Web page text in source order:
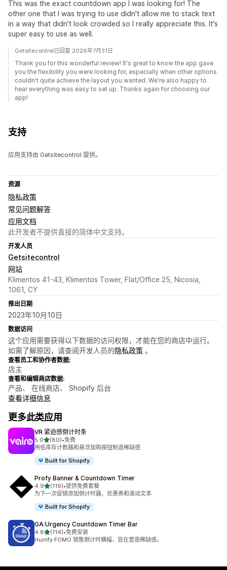
This was the exact countdown app I was looking for! The
other one that I was trying to use didn't allow me to stack text
in a way that didn't look crowded so I really appreciate this. It's
super easy to use as well.
Getsitecontrol已回复 2026年7月31日
Thank you for this wonderful review! It's great to know the app gave
you the flexibility you were looking for, especially when other options
couldn't quite achieve the layout you wanted. We're also happy to
hear everything was easy to set up. Thanks again for choosing our
app!
支持
应用支持由 Getsitecontrol 提供。
资源
隐私政策
常见问题解答
应用文档
此开发者不提供直接的简体中文支持。
开发人员
Getsitecontrol
网站
Klimentos 41-43, Klimentos Tower, Flat/Office 25, Nicosia,
1061, CY
推出日期
2023年10月10日
数据访问
这个应用需要获得以下数据的访问权限，才能在您的商店中运行。
如需了解原因，请查阅开发人员的隐私政策 。
查看员工和协作者数据:
店主
查看和编辑商店数据:
产品、 在线商店、 Shopify 后台
查看详细信息
更多此类应用
VR 紧迫感倒计时条
5.0星（满分 5 星）
(80)
总共 80 条评论
•免费
用低库存计数器和悬浮加购按钮制造稀缺感
Built for Shopify
Profy Banner & Countdown Timer
4.9星（满分 5 星）
(119)
总共 119 条评论
•提供免费套餐
为下一次促销添加倒计时器、优惠券和滚动文本
Built for Shopify
GA:Urgency Countdown Timer Bar
4.8星（满分 5 星）
(114)
总共 114 条评论
•免费安装
Hurrify FOMO 销售倒计时横幅，旨在营造稀缺感。